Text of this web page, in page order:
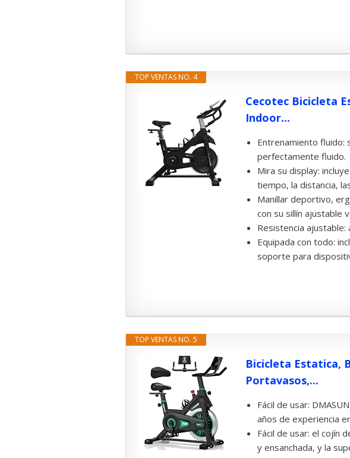
TOP VENTAS NO. 4
Cecotec Bicicleta
Indoor...
Entrenamiento fluido:
perfectamente fluido.
Mira su display:
tiempo, la distancia,
Manillar deportivo,
con su sillín ajustable
Resistencia
Equipada con todo:
soporte para
TOP VENTAS NO. 5
Bicicleta Estatica,
Portavasos,...
Fácil de usar:
años de experiencia
Fácil de usar: el cojín
y ensanchada, y la